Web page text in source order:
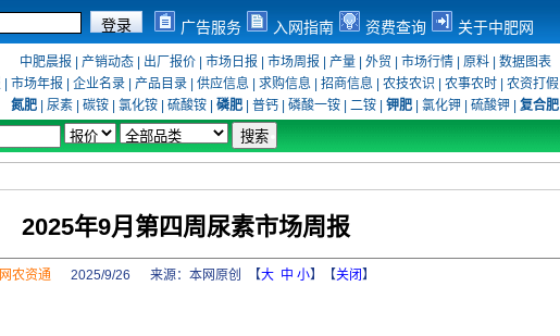
广告服务 入网指南 资费查询 关于中肥网
中肥晨报 产销动态| 出厂报价| 市场日报 市场周报 产量| 外贸 市场行情| 原料| 数据图表
市场年报 企业名录 产品目录 供应信息 求购信息 招商信息 农技农识 农事农时 农资打假
氮肥
尿素 碳铵 氯化铵 硫酸铵 磷肥 普钙 磷酸一铵 二铵 钾肥 氯化钾 硫酸钾
复合肥
2025年9月第四周尿素市场周报
农资通 2025/9/26 来源： 本网原创 【大 中 小】【关闭】